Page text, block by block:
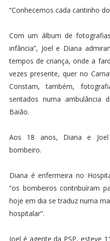
“Conhecemos cada cantinho
Com um álbum de
infância”, Joel e Diana
tempos de criança, onde a
vezes presente, quer no
Constam, também,
sentados numa ambulância
Baião.
Aos 18 anos, Diana e
bombeiro.
Diana é enfermeira no
“os bombeiros contribuíram
hoje em dia se traduz numa
hospitalar”.
Joel é agente da PSP, esteve